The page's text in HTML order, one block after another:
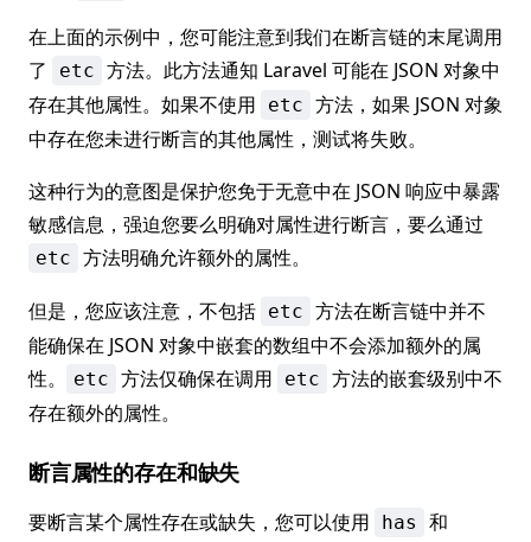
在上面的示例中，您可能注意到我们在断言链的末尾调用
了
etc 方法。此方法通知 Laravel 可能在 JSON 对象中
存在其他属性。如果不使用
etc 方法，如果 JSON 对象
中存在您未进行断言的其他属性，测试将失败。
这种行为的意图是保护您免于无意中在 JSON 响应中暴露
敏感信息，强迫您要么明确对属性进行断言，要么通过
etc 方法明确允许额外的属性。
但是，您应该注意，不包括 etc 方法在断言链中并不
能确保在 JSON 对象中嵌套的数组中不会添加额外的属
性。
etc 方法仅确保在调用 etc 方法的嵌套级别中不
存在额外的属性。
断言属性的存在和缺失
要断言某个属性存在或缺失，您可以使用 has 和